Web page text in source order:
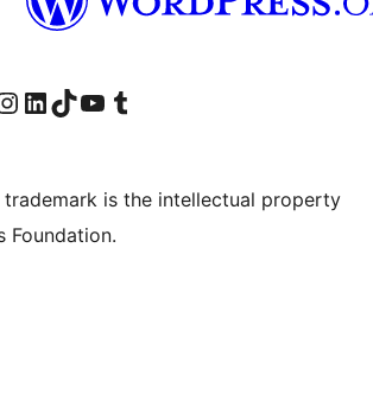
page
our Instagram account
Visit our LinkedIn account
ہمارے ٹک ٹاک اکاؤنٹ پر جائیں
Visit our YouTube channel
ہمارے ٹمبلر اکاؤنٹ پر جائیں
trademark is the intellectual property
Foundation.